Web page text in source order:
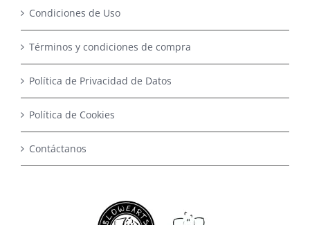
Condiciones de Uso
Términos y condiciones de compra
Política de Privacidad de Datos
Política de Cookies
Contáctanos